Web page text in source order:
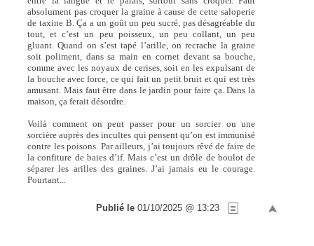
absolument pas croquer la graine à cause de cette saloperie
de taxine B. Ça a un goût un peu sucré, pas désagréable du
tout, et c’est un peu poisseux, un peu collant, un peu
gluant. Quand on s’est tapé l’arille, on recrache la graine
soit poliment, dans sa main en cornet devant sa bouche,
comme avec les noyaux de cerises, soit en les expulsant de
la bouche avec force, ce qui fait un petit bruit et qui est très
amusant. Mais faut être dans le jardin pour faire ça. Dans la
maison, ça ferait désordre.
Voilà comment on peut passer pour un sorcier ou une
sorcière auprès des incultes qui pensent qu’on est immunisé
contre les poisons. Par ailleurs, j’ai toujours rêvé de faire de
la confiture de baies d’if. Mais c’est un drôle de boulot de
séparer les arilles des graines. J’ai jamais eu le courage.
Pourtant...
Publié le 01/10/2025 @ 13:23